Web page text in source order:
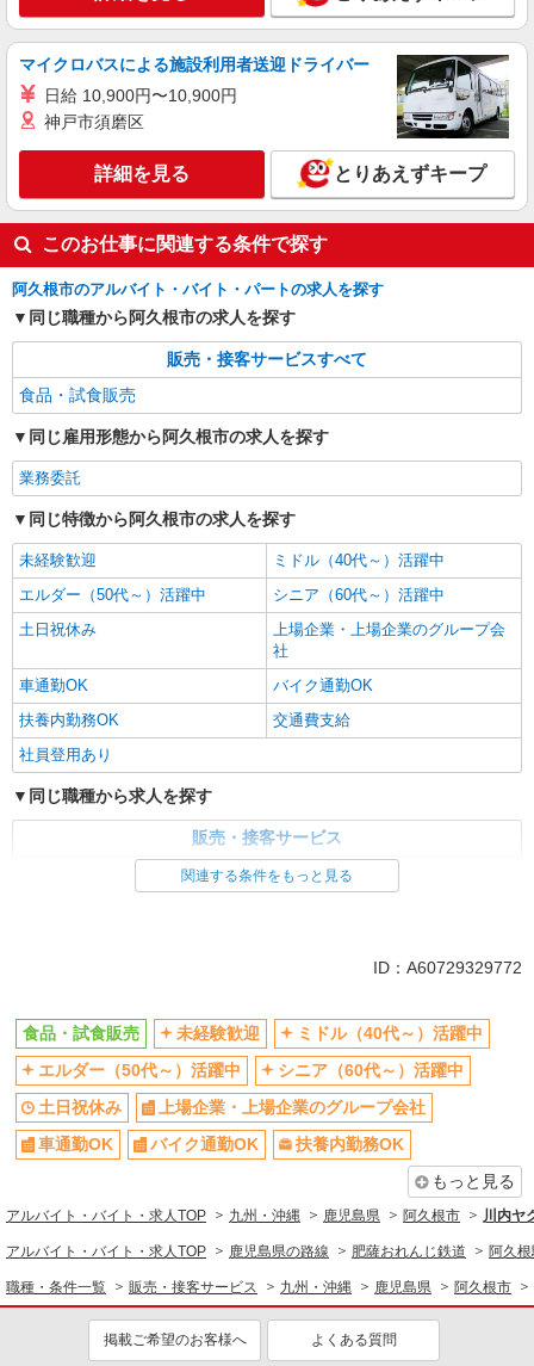
マイクロバスによる施設利用者送迎ドライバー
日給 10,900円〜10,900円
神戸市須磨区
詳細を見る とりあえずキープ
このお仕事に関連する条件で探す
阿久根市のアルバイト・バイト・パートの求人を探す
同じ職種から阿久根市の求人を探す
販売・接客サービスすべて
食品・試食販売
同じ雇用形態から阿久根市の求人を探す
業務委託
同じ特徴から阿久根市の求人を探す
未経験歓迎
ミドル（40代～）活躍中
エルダー（50代～）活躍中
シニア（60代～）活躍中
土日祝休み
上場企業・上場企業のグループ会
社
車通勤OK
バイク通勤OK
扶養内勤務OK
交通費支給
社員登用あり
同じ職種から求人を探す
販売・接客サービス
車通勤OK
扶養内勤務OK
交通費支給
社員登用あり
関連する条件をもっと見る
ID：A60729329772
食品・試食販売 未経験歓迎
ミドル（40代～）活躍中
エルダー（50代～）活躍中
シニア（60代～）活躍中
土日祝休み
上場企業・上場企業のグループ会社
車通勤OK
バイク通勤OK
扶養内勤務OK
もっと見る
アルバイト・バイト・求人TOP 九州・沖縄 鹿児島県 阿久根市 川内ヤ
アルバイト・バイト・求人TOP 鹿児島県の路線 肥薩おれんじ鉄道 阿久
職種・条件一覧 販売・接客サービス 九州・沖縄 鹿児島県 阿久根市
掲載ご希望のお客様へ よくある質問